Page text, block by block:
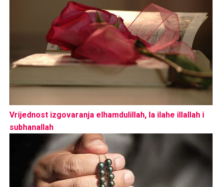
Vrijednost izgovaranja elhamdulillah, la ilahe illallah i
subhanallah